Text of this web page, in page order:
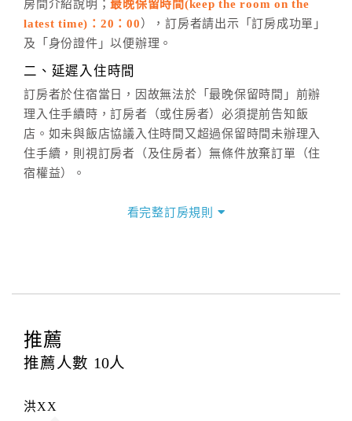
週一至週日，上午9:00～晚上6:00
六、聯絡方式
(07)9682715 。
房間介紹說明；最晚保留時間(keep the room on the
latest time)：20：00 ），訂房者請出示「訂房成功單」
及「身份證件」以便辦理。
二、延遲入住時間
訂房者於住宿當日，因故無法於「最晚保留時間」前辦
理入住手續時，訂房者（或住房者）必須提前告知飯
店。如未與飯店協議入住時間又超過保留時間未辦理入
住手續，則視訂房者（及住房者）無條件放棄訂單（住
宿權益）。
四、訂單異動
提出申辦不得異動訂單。
每筆訂單異動限定
辦理取消退款。
房者應補足差額。（限原訂飯店）
看完整訂房規則
推薦
推薦人數 10人
洪XX